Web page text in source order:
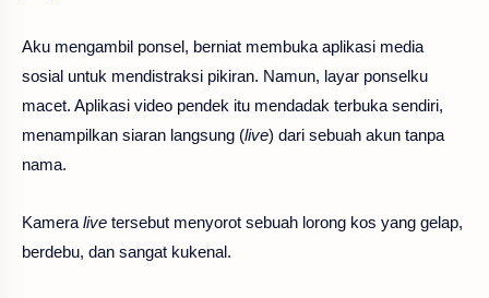
Aku mengambil ponsel, berniat membuka aplikasi media
sosial untuk mendistraksi pikiran. Namun, layar ponselku
macet. Aplikasi video pendek itu mendadak terbuka sendiri,
menampilkan siaran langsung (live) dari sebuah akun tanpa
nama.
Kamera live tersebut menyorot sebuah lorong kos yang gelap,
berdebu, dan sangat kukenal.